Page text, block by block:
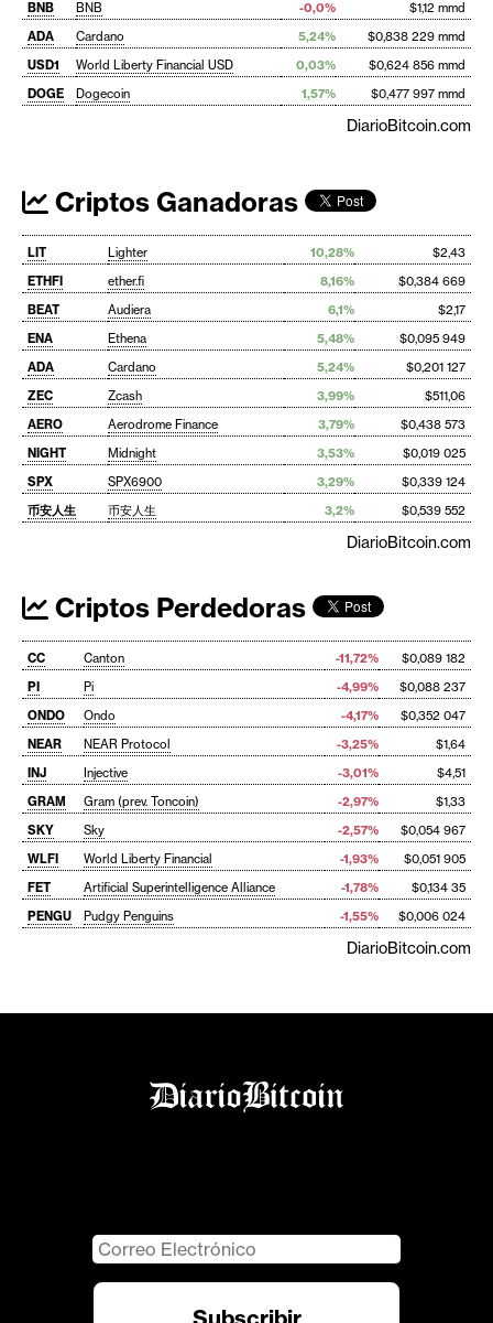
BNB BNB -0,0%
$1,12 mmd
ADA
Cardano 5,24%
$0,838 229 mmd
USD1
World Liberty Financial USD 0,03%
$0,624 856 mmd
DOGE
Dogecoin 1,57% $0,477 997 mmd
DiarioBitcoin.com
Criptos Ganadoras
LIT Lighter 10,28%
$2,43
ETHFI
ether.fi 8,16%
$0,384 669
BEAT
Audiera 6,1%
$2,17
ENA
Ethena 5,48%
$0,095 949
ADA
Cardano 5,24%
$0,201 127
ZEC
Zcash 3,99%
$511,06
AERO
Aerodrome Finance 3,79%
$0,438 573
NIGHT
Midnight 3,53%
$0,019 025
SPX
SPX6900 3,29%
$0,339 124
币安人生
币安人生 3,2% $0,539 552
DiarioBitcoin.com
Criptos Perdedoras
CC Canton -11,72%
$0,089 182
PI
Pi -4,99%
$0,088 237
ONDO
Ondo -4,17%
$0,352 047
NEAR
NEAR Protocol -3,25%
$1,64
INJ
Injective -3,01%
$4,51
GRAM
Gram (prev. Toncoin) -2,97%
$1,33
SKY
Sky -2,57%
$0,054 967
WLFI
World Liberty Financial -1,93%
$0,051 905
FET
Artificial Superintelligence Alliance -1,78%
$0,134 35
PENGU
Pudgy Penguins -1,55% $0,006 024
DiarioBitcoin.com